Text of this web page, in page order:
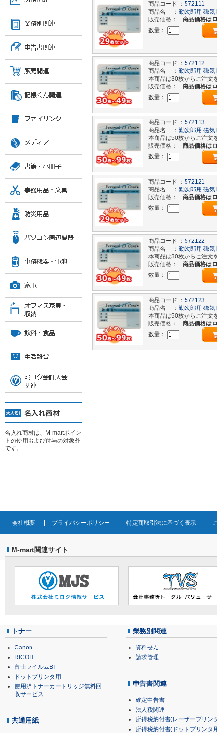
商品コード ： 572111
商品名 ： 勤次郎用 磁
販売価格：
商品価格は
数量：
商品コード ： 572112
商品名 ： 勤次郎用 磁
本商品は30枚からご注文
販売価格：
商品価格は
数量：
商品コード ： 572113
商品名 ： 勤次郎用 磁
本商品は50枚からご注文
販売価格：
商品価格は
数量：
商品コード ： 572121
商品名 ： 勤次郎用 磁
販売価格：
商品価格は
数量：
商品コード ： 572122
商品名 ： 勤次郎用 磁
本商品は30枚からご注文
販売価格：
商品価格は
数量：
商品コード ： 572123
商品名 ： 勤次郎用 磁
本商品は50枚からご注文
販売価格：
商品価格は
数量：
名入れ商材は、M-martポイン
トの使用および付与の対象外
です。
会社概要 プライバシーポリシー 特定商取引法に基づく表示
M-mart関連サイト
トナー
Canon
RICOH
富士フイルムBI
ドットプリンタ用
使用済トナーカートリッジ無料回
収サービス
共通用紙
業務別関連
資料せん
請求管理
申告書関連
確定申告書
法人税関連
所得税納付書(レーザープリン
所得税納付書(ドットプリンタ